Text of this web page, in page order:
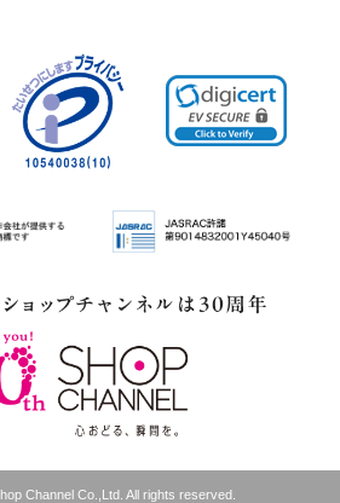
Channel Co.,Ltd. All rights reserved.